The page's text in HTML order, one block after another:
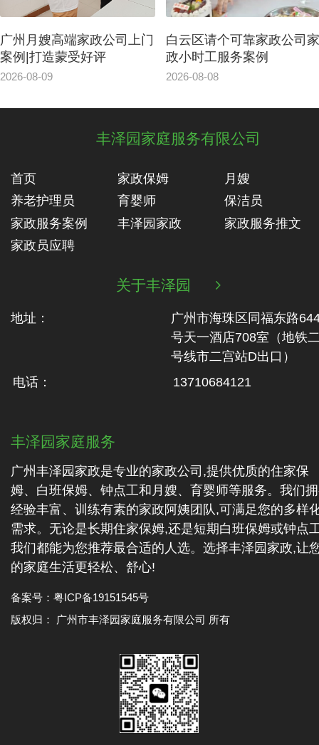
广州月嫂高端家政公司上门
案例|打造蒙受好评
2026-08-09
白云区请个可靠家政公司家
政小时工服务案例
2026-08-08
丰泽园家庭服务有限公司
首页 家政保姆
月嫂
养老护理员
育婴师
保洁员
家政服务案例
丰泽园家政
家政服务推文
家政员应聘
关于丰泽园 
地址：
广州市海珠区同福东路
号天一酒店708室（地铁‬
号线市二‬宫站D出口）
电话：
13710684121
丰泽园家庭服务
广州丰泽园家政是专业的家政公司,提供优质的住家保
姆、白班保姆、钟点工和月嫂、育婴师等服务。我们
经验丰富、训练有素的家政阿姨团队,可满足您的多样
需求。无论是长期住家保姆,还是短期白班保姆或钟点
我们都能为您推荐最合适的人选。选择丰泽园家政,让
的家庭生活更轻松、舒心!
备案号： 粤ICP备19151545号
版权归： 广州市丰泽园家庭服务有限公司 所有